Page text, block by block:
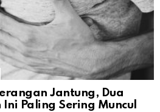
Jantung, Dua
Paling Sering Muncul